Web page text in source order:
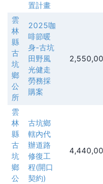
置計畫
雲
林
縣
古
坑
鄉
公
所
2025咖
啡節暖
身-古坑
田野風
光健走
勞務採
購案
雲
林
縣
古
坑
鄉
公
古坑鄉
轄內代
辦道路
修復工
程(開口
契約)